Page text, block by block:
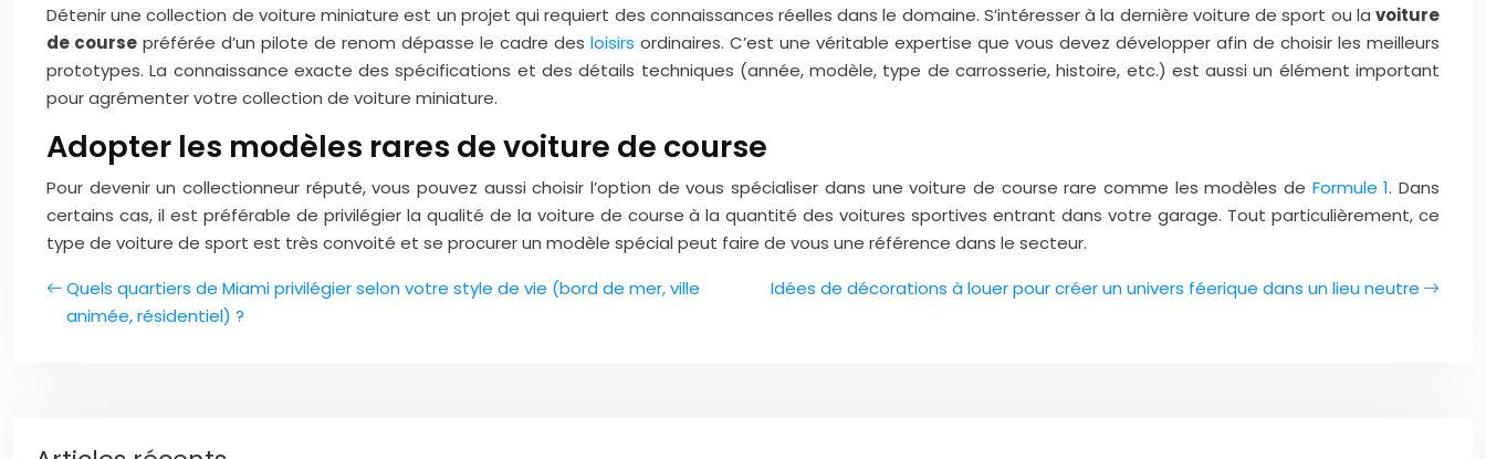
Détenir une collection de voiture miniature est un projet qui requiert des connaissances réelles dans le domaine. S’intéresser à la dernière voiture de sport ou la voiture
de course préférée d’un pilote de renom dépasse le cadre des loisirs ordinaires. C’est une véritable expertise que vous devez développer afin de choisir les meilleurs
prototypes. La connaissance exacte des spécifications et des détails techniques (année, modèle, type de carrosserie, histoire, etc.) est aussi un élément important
pour agrémenter votre collection de voiture miniature.
Adopter les modèles rares de voiture de course
Pour devenir un collectionneur réputé, vous pouvez aussi choisir l’option de vous spécialiser dans une voiture de course rare comme les modèles de Formule 1. Dans
certains cas, il est préférable de privilégier la qualité de la voiture de course à la quantité des voitures sportives entrant dans votre garage. Tout particulièrement, ce
type de voiture de sport est très convoité et se procurer un modèle spécial peut faire de vous une référence dans le secteur.
Quels quartiers de Miami privilégier selon votre style de vie (bord de mer, ville
animée, résidentiel) ?
Idées de décorations à louer pour créer un univers féerique dans un lieu neutre